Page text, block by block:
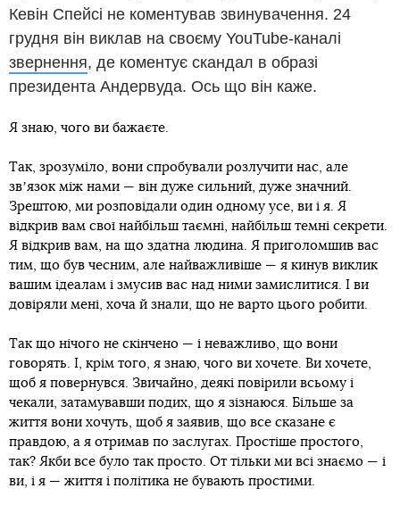
Кевін Спейсі не коментував звинувачення. 24
грудня він виклав на своєму YouTube-каналі
звернення, де коментує скандал в образі
президента Андервуда. Ось що він каже.
Я знаю, чого ви бажаєте.
Так, зрозуміло, вони спробували розлучити нас, але
звʼязок між нами — він дуже сильний, дуже значний.
Зрештою, ми розповідали один одному усе, ви і я. Я
відкрив вам свої найбільш таємні, найбільш темні секрети.
Я відкрив вам, на що здатна людина. Я приголомшив вас
тим, що був чесним, але найважливіше — я кинув виклик
вашим ідеалам і змусив вас над ними замислитися. І ви
довіряли мені, хоча й знали, що не варто цього робити.
Так що нічого не скінчено — і неважливо, що вони
говорять. І, крім того, я знаю, чого ви хочете. Ви хочете,
щоб я повернувся. Звичайно, деякі повірили всьому і
чекали, затамувавши подих, що я зізнаюся. Більше за
життя вони хочуть, щоб я заявив, що все сказане є
правдою, а я отримав по заслугах. Простіше простого,
так? Якби все було так просто. От тільки ми всі знаємо — і
ви, і я — життя і політика не бувають простими.